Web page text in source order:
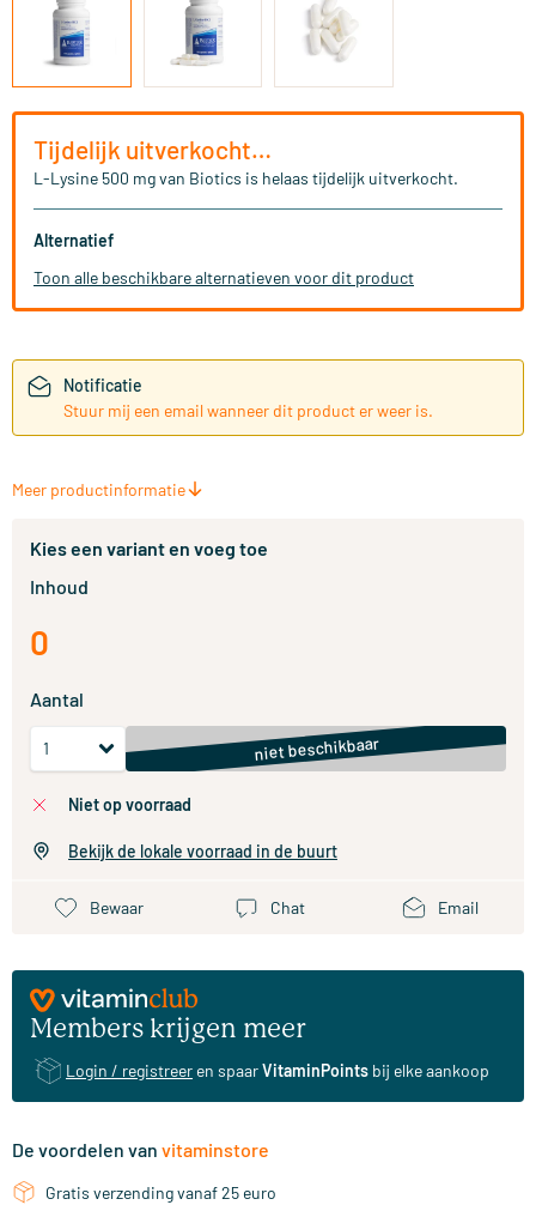
Tijdelijk uitverkocht…
L-Lysine 500 mg van Biotics is helaas tijdelijk uitverkocht.
Alternatief
Toon alle beschikbare alternatieven voor dit product
Notificatie
Stuur mij een email wanneer dit product er weer is.
Meer productinformatie
Kies een variant en voeg toe
Inhoud
0
Aantal
niet beschikbaar
niet op voorraad
Bekijk de lokale voorraad in de buurt
Bewaar Chat Email
Members krijgen meer
Login / registreer en spaarVitaminPoints bij elke aankoop
De voordelen van vitaminstore
Gratis verzending vanaf 25 euro